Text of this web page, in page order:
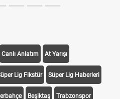
Canlı Anlatım At Yarışı
Lig Fikstür Süper Lig Haberleri